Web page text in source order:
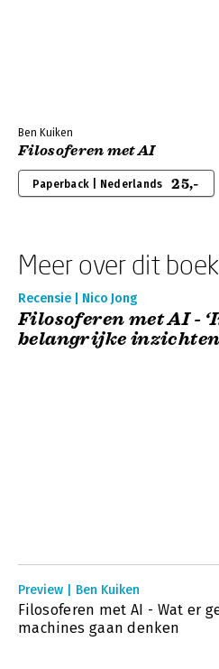
Ben Kuiken
Filosoferen met AI
Paperback | Nederlands 25,-
Meer over dit boek
Recensie | Nico Jong
Filosoferen met AI -
belangrijke
Preview | Ben Kuiken
Filosoferen met AI - Wat er
machines gaan denken